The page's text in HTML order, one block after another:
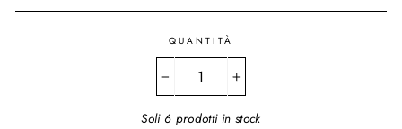
QUANTITÀ
+
Soli 6 prodotti in stock